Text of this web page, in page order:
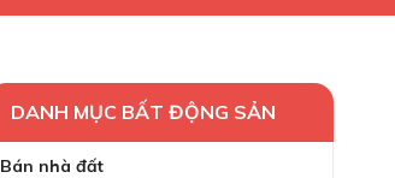
DANH MỤC BẤT ĐỘNG SẢN
Bán nhà đất